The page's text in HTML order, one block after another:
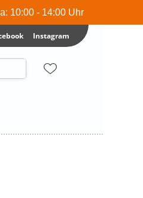
10:00 - 14:00 Uhr
Instagram